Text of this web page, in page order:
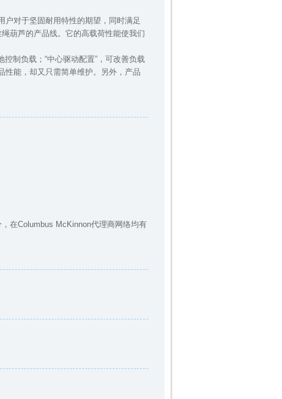
对于坚固耐用特性的期望，同时满足
葫芦的产品线。它的高载荷性能使我们
制负载；“中心驱动配置”，可改善负载
性能，却又只需简单维护。另外，产品
在Columbus McKinnon代理商网络均有